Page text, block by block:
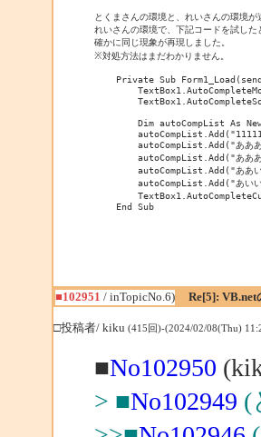
とくまさんの環境と、れいさんの環境が
れいさんの環境で、下記コードを試した
確かに同じ現象が再現しました。
※対処方法はまだわかりません。
Private Sub
Dim autoCompList As
autoCompList.Add("ああ
autoCompList.Add("ああ
autoCompList.Add("ああ
autoCompList.Add("あい
    End Sub
■102951 / inTopicNo.6) Re[5]:
□投稿者/ kiku (415回)-(2024/02/08(Thu)
■No102950
> ■No102949 (